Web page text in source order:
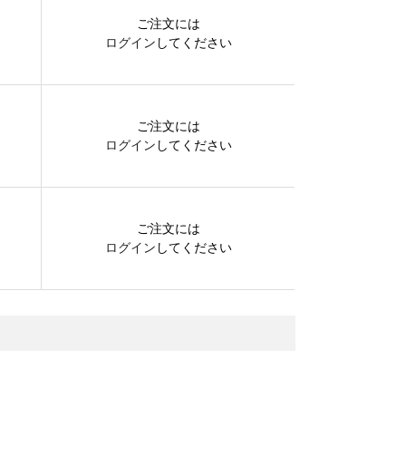
ご注文には
ログイン してください
ご注文には
ログイン してください
ご注文には
ログイン してください